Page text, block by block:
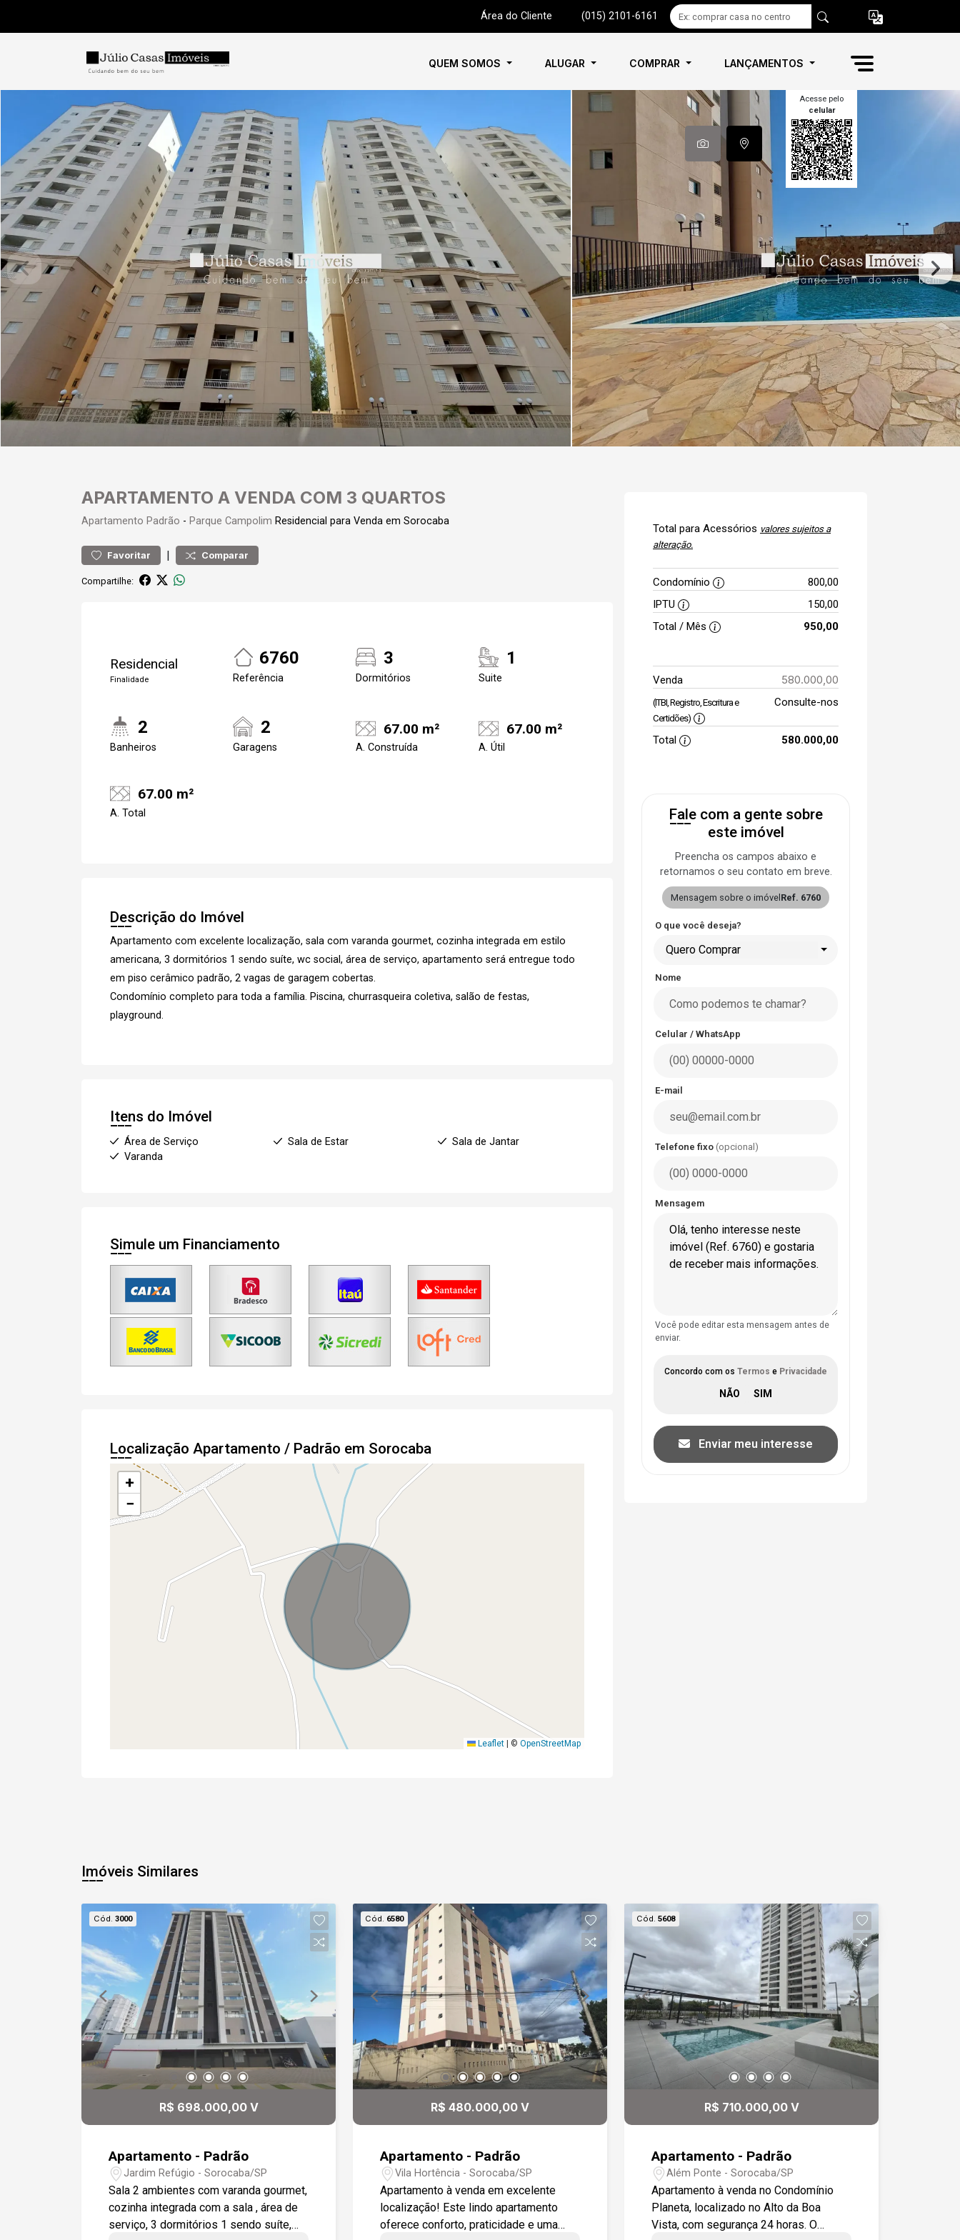
Área do Cliente (015) 2101-6161
QUEM SOMOS ALUGAR COMPRAR LANÇAMENTOS
Acesse pelo
celular
APARTAMENTO A VENDA COM 3 QUARTOS
Apartamento Padrão - Parque Campolim Residencial para Venda em Sorocaba
Favoritar | Comparar
Compartilhe:
Residencial
Finalidade
6760
Referência
3
Dormitórios
1
Suite
2
Banheiros
2
Garagens
67.00 m²
A. Construída
67.00 m²
A. Útil
67.00 m²
A. Total
Descrição do Imóvel
Apartamento com excelente localização, sala com varanda gourmet, cozinha integrada em estilo
americana, 3 dormitórios 1 sendo suíte, wc social, área de serviço, apartamento será entregue todo
em piso cerâmico padrão, 2 vagas de garagem cobertas.
Condomínio completo para toda a família. Piscina, churrasqueira coletiva, salão de festas,
playground.
Itens do Imóvel
Área de Serviço Sala de Estar
Sala de Jantar
Varanda
Simule um Financiamento
Localização Apartamento / Padrão em Sorocaba
+
−
Leaflet | © OpenStreetMap
Total para Acessórios valores sujeitos a
alteração.
Condomínio
800,00
IPTU
150,00
Total / Mês
950,00
Venda 580.000,00
(ITBI, Registro, Escritura e
Certidões)
Consulte-nos
Total 580.000,00
Fale com a gente sobre
este imóvel
Preencha os campos abaixo e
retornamos o seu contato em breve.
Mensagem sobre o imóvel Ref. 6760
O que você deseja?
Quero Comprar
Nome
Celular / WhatsApp
E-mail
Telefone fixo (opcional)
Mensagem
Você pode editar esta mensagem antes de
enviar.
Concordo com os Termos e Privacidade
Enviar meu interesse
Imóveis Similares
Cód. 3000
R$ 698.000,00 V
Apartamento - Padrão
Jardim Refúgio - Sorocaba/SP
Sala 2 ambientes com varanda gourmet,
cozinha integrada com a sala , área de
serviço, 3 dormitórios 1 sendo suíte,
Cód. 6580
R$ 480.000,00 V
Apartamento - Padrão
Vila Hortência - Sorocaba/SP
Apartamento à venda em excelente
localização! Este lindo apartamento
oferece conforto, praticidade e uma
Cód. 5608
R$ 710.000,00 V
Apartamento - Padrão
Além Ponte - Sorocaba/SP
Apartamento à venda no Condomínio
Planeta, localizado no Alto da Boa
Vista, com segurança 24 horas. O